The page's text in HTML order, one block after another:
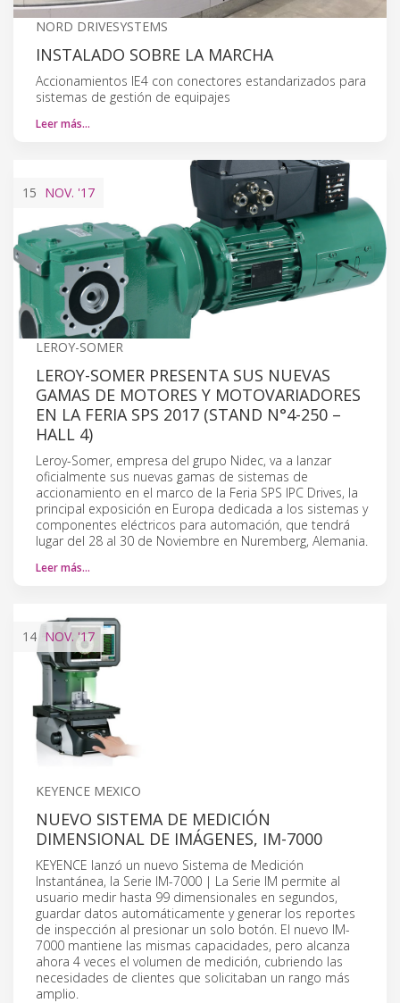
NORD DRIVESYSTEMS
INSTALADO SOBRE LA MARCHA
Accionamientos IE4 con conectores estandarizados para
sistemas de gestión de equipajes
Leer más…
15 NOV. '17
LEROY-SOMER
LEROY-SOMER PRESENTA SUS NUEVAS
GAMAS DE MOTORES Y MOTOVARIADORES
EN LA FERIA SPS 2017 (STAND N°4-250 –
HALL 4)
Leroy-Somer, empresa del grupo Nidec, va a lanzar
oficialmente sus nuevas gamas de sistemas de
accionamiento en el marco de la Feria SPS IPC Drives, la
principal exposición en Europa dedicada a los sistemas y
componentes eléctricos para automación, que tendrá
lugar del 28 al 30 de Noviembre en Nuremberg, Alemania.
Leer más…
14 NOV. '17
KEYENCE MEXICO
NUEVO SISTEMA DE MEDICIÓN
DIMENSIONAL DE IMÁGENES, IM-7000
KEYENCE lanzó un nuevo Sistema de Medición
Instantánea, la Serie IM-7000 | La Serie IM permite al
usuario medir hasta 99 dimensionales en segundos,
guardar datos automáticamente y generar los reportes
de inspección al presionar un solo botón. El nuevo IM-
7000 mantiene las mismas capacidades, pero alcanza
ahora 4 veces el volumen de medición, cubriendo las
necesidades de clientes que solicitaban un rango más
amplio.